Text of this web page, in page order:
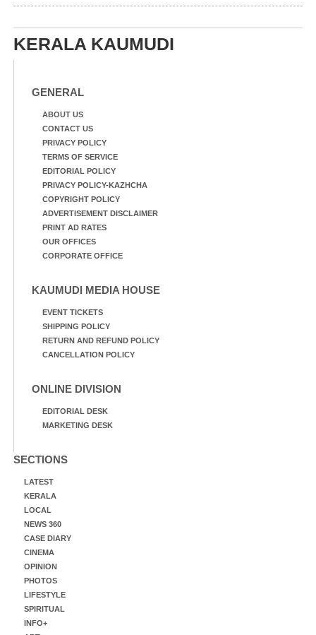
KERALA KAUMUDI
GENERAL
ABOUT US
CONTACT US
PRIVACY POLICY
TERMS OF SERVICE
EDITORIAL POLICY
PRIVACY POLICY-KAZHCHA
COPYRIGHT POLICY
ADVERTISEMENT DISCLAIMER
PRINT AD RATES
OUR OFFICES
CORPORATE OFFICE
KAUMUDI MEDIA HOUSE
EVENT TICKETS
SHIPPING POLICY
RETURN AND REFUND POLICY
CANCELLATION POLICY
ONLINE DIVISION
EDITORIAL DESK
MARKETING DESK
SECTIONS
LATEST
KERALA
LOCAL
NEWS 360
CASE DIARY
CINEMA
OPINION
PHOTOS
LIFESTYLE
SPIRITUAL
INFO+